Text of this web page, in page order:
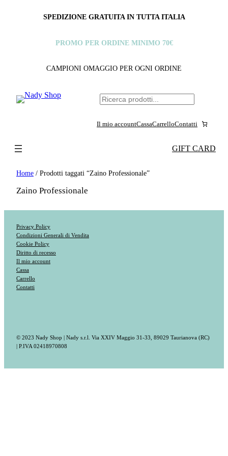
SPEDIZIONE GRATUITA IN TUTTA ITALIA
PROMO PER ORDINE MINIMO 70€
CAMPIONI OMAGGIO PER OGNI ORDINE
C
r
Il mio accountCassaCarrelloContatti
GIFT CARD
Home / Prodotti taggati “Zaino Professionale”
Zaino Professionale
Privacy Policy
Condizioni Generali di Vendita
Cookie Policy
Diritto di recesso
Il mio account
Cassa
Carrello
Contatti
© 2023 Nady Shop | Nady s.r.l. Via XXIV Maggio 31-33, 89029 Taurianova (RC)
| P.IVA 02418970808